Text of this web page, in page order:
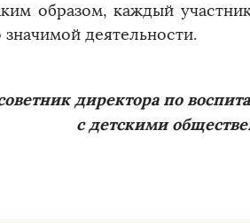
образом, каждый
деятельности.
директора по
с детскими